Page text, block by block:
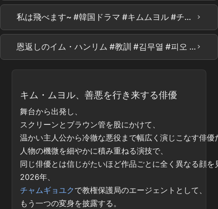
私は飛べます~ #韓国ドラマ #キムムヨル #チンギジュ #ピョジフン #イソンミン #真の教育ドラマ #Netflix ›
恩返しのイム・ハンリム #教訓 #김무열 #피오 #표지훈 #진기주 #ウェブドラマ #kdrama #teachyoualesson #kimmuyeol ›
キム・ムヨル、善悪を行き来する俳優
舞台から出発し、
スクリーンとブラウン管を股にかけて、
温かい主人公から冷徹な悪役まで幅広く演じこなす俳優
人物の機微を細やかに積み重ねる演技で、
同じ俳優とは信じがたいほど作品ごとに全く異なる顔を
2026年、
チャムギョユク で教権保護局のエージェントとして、
もう一つの変身を披露する。